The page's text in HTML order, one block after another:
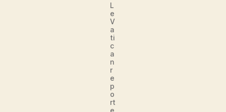
L
e
V
a
ti
c
a
n
r
e
p
o
rt
e